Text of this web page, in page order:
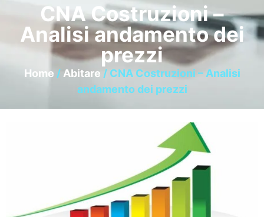
CNA Costruzioni –
Analisi andamento dei
prezzi
Home / Abitare / CNA Costruzioni – Analisi
andamento dei prezzi